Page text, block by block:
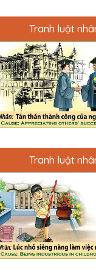
Tranh luật
Tranh luật